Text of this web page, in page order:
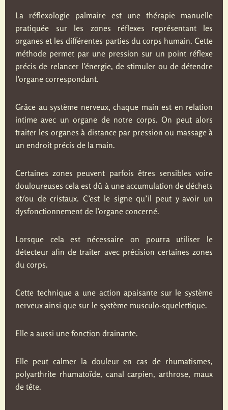
La réflexologie palmaire est une thérapie manuelle
pratiquée sur les zones réflexes représentant les
organes et les différentes parties du corps humain. Cette
méthode permet par une pression sur un point réflexe
précis de relancer l’énergie, de stimuler ou de détendre
l’organe correspondant.
Grâce au système nerveux, chaque main est en relation
intime avec un organe de notre corps. On peut alors
traiter les organes à distance par pression ou massage à
un endroit précis de la main.
Certaines zones peuvent parfois êtres sensibles voire
douloureuses cela est dû à une accumulation de déchets
et/ou de cristaux. C’est le signe qu’il peut y avoir un
dysfonctionnement de l’organe concerné.
Lorsque cela est nécessaire on pourra utiliser le
détecteur afin de traiter avec précision certaines zones
du corps.
Cette technique a une action apaisante sur le système
nerveux ainsi que sur le système musculo-squelettique.
Elle a aussi une fonction drainante.
Elle peut calmer la douleur en cas de rhumatismes,
polyarthrite rhumatoïde, canal carpien, arthrose, maux
de tête.